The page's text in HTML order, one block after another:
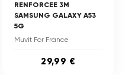
RENFORCEE 3M
SAMSUNG GALAXY A53
5G
Muvit For France
29,99 €